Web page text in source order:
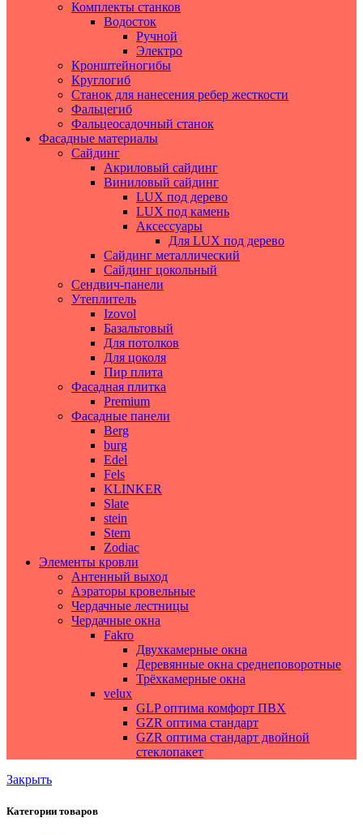
Комплекты станков
Водосток
Ручной
Электро
Кронштейногибы
Круглогиб
Станок для нанесения ребер жесткости
Фальцегиб
Фальцеосадочный станок
Фасадные материалы
Сайдинг
Акриловый сайдинг
Виниловый сайдинг
LUX под дерево
LUX под камень
Аксессуары
Для LUX под дерево
Сайдинг металлический
Сайдинг цокольный
Сендвич-панели
Утеплитель
Izovol
Базальтовый
Для потолков
Для цоколя
Пир плита
Фасадная плитка
Premium
Фасадные панели
Berg
burg
Edel
Fels
KLINKER
Slate
stein
Stern
Zodiac
Элементы кровли
Антенный выход
Аэраторы кровельные
Чердачные лестницы
Чердачные окна
Fakro
Двухкамерные окна
Деревянные окна среднеповоротные
Трёхкамерные окна
velux
GLP оптима комфорт ПВХ
GZR оптима стандарт
GZR оптима стандарт двойной
стеклопакет
Закрыть
Категории товаров